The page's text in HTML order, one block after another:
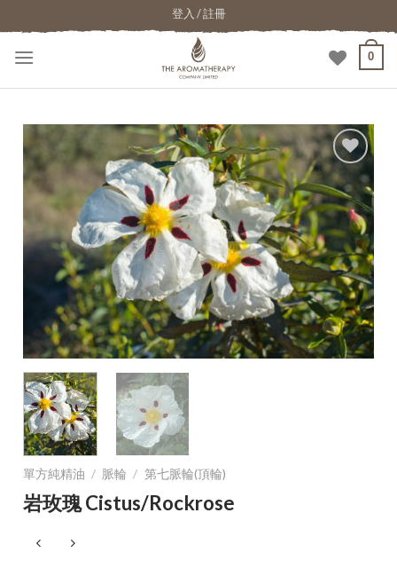
登入 / 註冊
0
加入
願望
清單
單方純精油 / 脈輪 / 第七脈輪(頂輪)
岩玫瑰 Cistus/Rockrose